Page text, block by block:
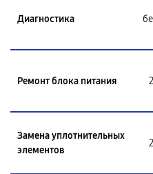
Диагностика
Ремонт блока питания
Замена уплотнительных
элементов